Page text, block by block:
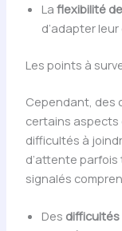
La flexibilité
d’adapter
Les points à
Cependant, des
certains aspects
difficultés à
d’attente parfois
signalés
Des difficultés